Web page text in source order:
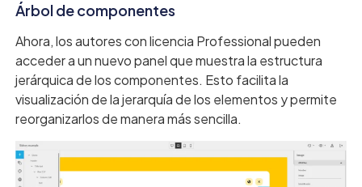
Árbol de componentes
Ahora, los autores con licencia Professional pueden
acceder a un nuevo panel que muestra la estructura
jerárquica de los componentes. Esto facilita la
visualización de la jerarquía de los elementos y permite
reorganizarlos de manera más sencilla.